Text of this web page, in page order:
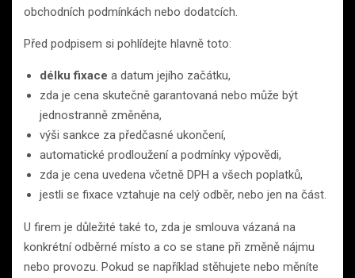
obchodních podmínkách nebo dodatcích.
Před podpisem si pohlídejte hlavně toto:
délku fixace a datum jejího začátku,
zda je cena skutečně garantovaná nebo může být
jednostranně změněna,
výši sankce za předčasné ukončení,
automatické prodloužení a podmínky výpovědi,
zda je cena uvedena včetně DPH a všech poplatků,
jestli se fixace vztahuje na celý odběr, nebo jen na část.
U firem je důležité také to, zda je smlouva vázaná na
konkrétní odběrné místo a co se stane při změně nájmu
nebo provozu. Pokud se například stěhujete nebo měníte